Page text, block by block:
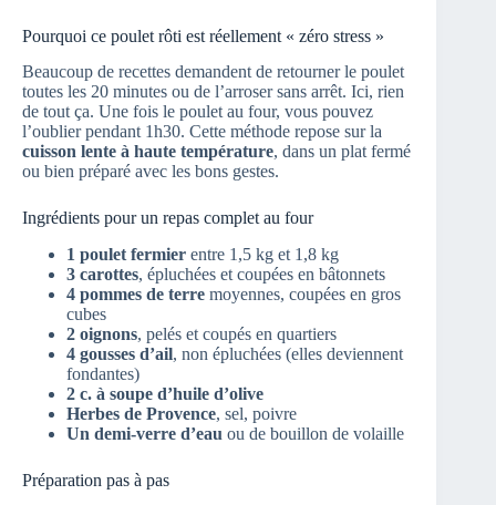
Pourquoi ce poulet rôti est réellement « zéro stress »
Beaucoup de recettes demandent de retourner le poulet
toutes les 20 minutes ou de l’arroser sans arrêt. Ici, rien
de tout ça. Une fois le poulet au four, vous pouvez
l’oublier pendant 1h30. Cette méthode repose sur la
cuisson lente à haute température, dans un plat fermé
ou bien préparé avec les bons gestes.
Ingrédients pour un repas complet au four
1 poulet fermier entre 1,5 kg et 1,8 kg
3 carottes, épluchées et coupées en bâtonnets
4 pommes de terre moyennes, coupées en gros
cubes
2 oignons, pelés et coupés en quartiers
4 gousses d’ail, non épluchées (elles deviennent
fondantes)
2 c. à soupe d’huile d’olive
Herbes de Provence, sel, poivre
Un demi-verre d’eau ou de bouillon de volaille
Préparation pas à pas